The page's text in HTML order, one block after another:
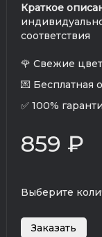
Краткое
соответствия
🌹 Свежие
💌 Бесплатная
✅ 100%
859 ₽
Выберите